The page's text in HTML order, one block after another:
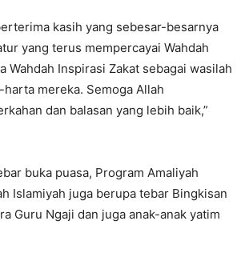
kasih yang sebesar-besarnya
yang terus mempercayai Wahdah
Wahdah Inspirasi Zakat sebagai wasilah
mereka. Semoga Allah
dan balasan yang lebih baik,”
buka puasa, Program Amaliyah
Islamiyah juga berupa tebar Bingkisan
Guru Ngaji dan juga anak-anak yatim